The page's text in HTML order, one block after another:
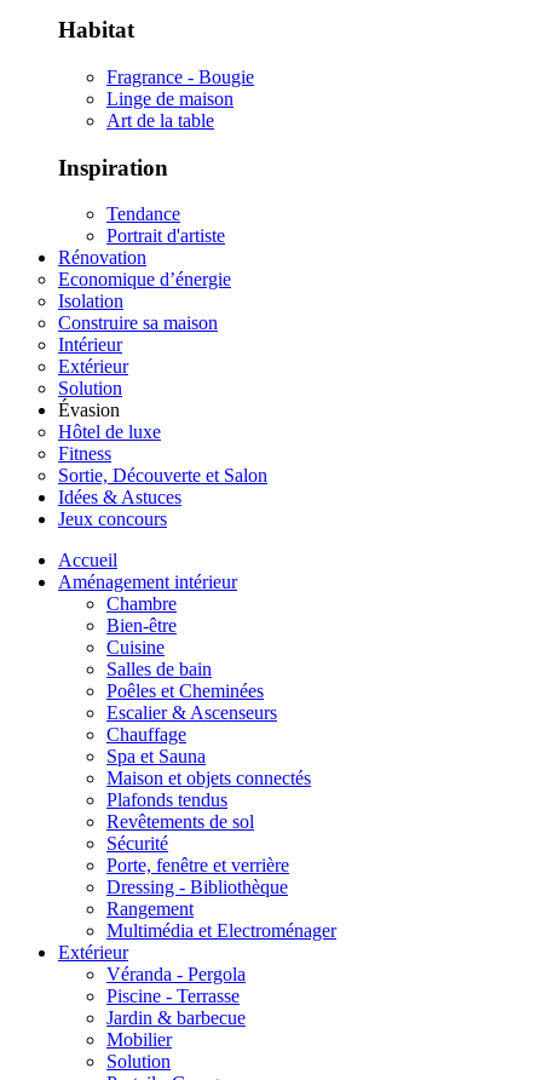
Habitat
Fragrance - Bougie
Linge de maison
Art de la table
Inspiration
Tendance
Portrait d'artiste
Rénovation
Economique d’énergie
Isolation
Construire sa maison
Intérieur
Extérieur
Solution
Évasion
Hôtel de luxe
Fitness
Sortie, Découverte et Salon
Idées & Astuces
Jeux concours
Accueil
Aménagement intérieur
Chambre
Bien-être
Cuisine
Salles de bain
Poêles et Cheminées
Escalier & Ascenseurs
Chauffage
Spa et Sauna
Maison et objets connectés
Plafonds tendus
Revêtements de sol
Sécurité
Porte, fenêtre et verrière
Dressing - Bibliothèque
Rangement
Multimédia et Electroménager
Extérieur
Véranda - Pergola
Piscine - Terrasse
Jardin & barbecue
Mobilier
Solution